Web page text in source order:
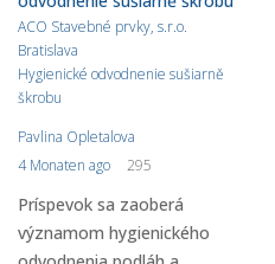
ACO Stavebné prvky, s.r.o.
Bratislava
Hygienické odvodnenie sušiarně
škrobu
Pavlina Opletalova
4 Monaten ago
295
Príspevok sa zaoberá
významom hygienického